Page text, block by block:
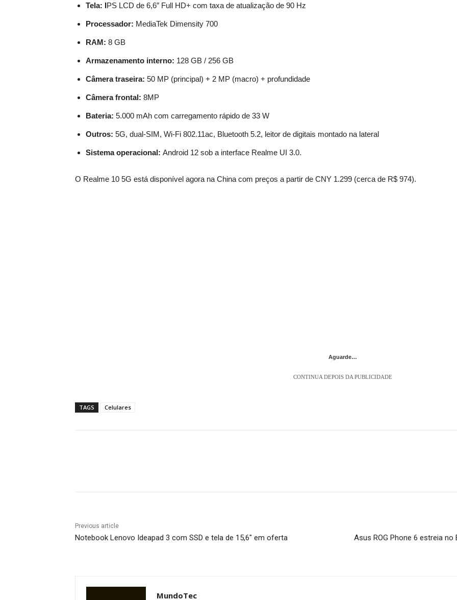
Tela: IPS LCD de 6,6″ Full HD+ com taxa de atualização de 90 Hz
Processador: MediaTek Dimensity 700
RAM: 8 GB
Armazenamento interno: 128 GB / 256 GB
Câmera traseira: 50 MP (principal) + 2 MP (macro) + profundidade
Câmera frontal: 8MP
Bateria: 5.000 mAh com carregamento rápido de 33 W
Outros: 5G, dual-SIM, Wi-Fi 802.11ac, Bluetooth 5.2, leitor de digitais montado na lateral
Sistema operacional: Android 12 sob a interface Realme UI 3.0.
O Realme 10 5G está disponível agora na China com preços a partir de CNY 1.299 (cerca de R$ 974).
Aguarde…
CONTINUA DEPOIS DA PUBLICIDADE
TAGS Celulares
Previous article
Notebook Lenovo Ideapad 3 com SSD e tela de 15,6″ em oferta Asus ROG Phone 6 estreia
MundoTec